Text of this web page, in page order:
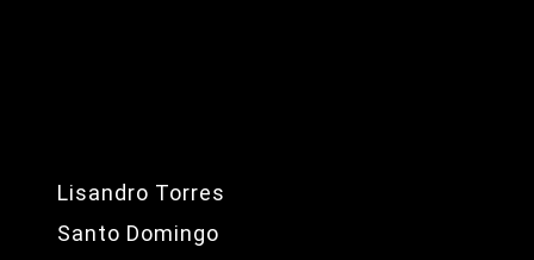
Lisandro Torres
Santo Domingo